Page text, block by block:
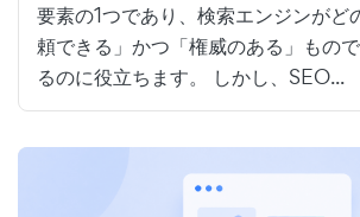
要素の1つであり、検索エンジンがど
頼できる」かつ「権威のある」もの
るのに役立ちます。 しかし、SEO...